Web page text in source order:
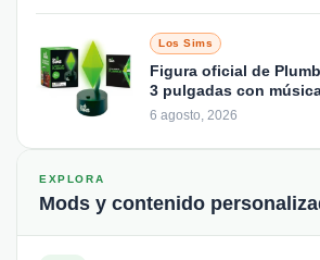
Los Sims
Figura oficial de
3 pulgadas con
6 agosto, 2026
EXPLORA
Mods y contenido